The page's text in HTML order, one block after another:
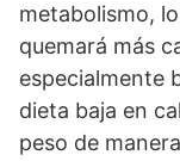
metabolismo,
quemará más
especialmente
dieta baja en
peso de